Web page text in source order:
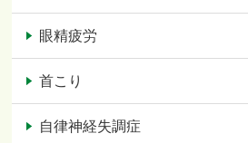
眼精疲労
首こり
自律神経失調症